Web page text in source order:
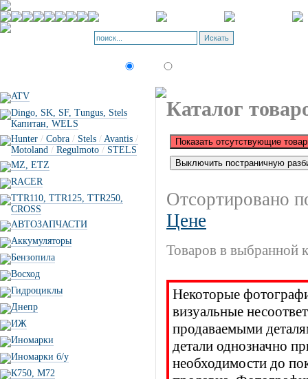
ATV
Dingo, SK, SF, Tungus, Stels
Капитан, WELS
Hunter / Cobra / Stels / Avantis /
Motoland / Regulmoto / STELS
MZ, ETZ
RACER
TTR110, TTR125, TTR250,
CROSS
АВТОЗАПЧАСТИ
Аккумуляторы
Бензопила
Восход
Гидроциклы
Днепр
ИЖ
Иномарки
Иномарки б/у
К750, М72
Каталог
Отсортировано
Цене
Товаров в выбранной
Некоторые
визуальные
продаваемыми
детали однозначно
необходимости до